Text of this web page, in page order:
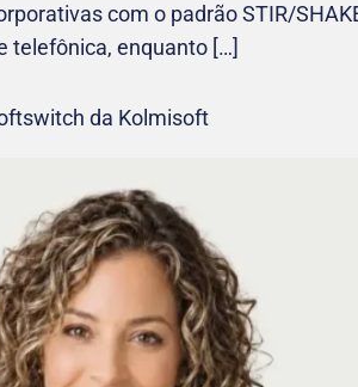
com o padrão STIR/
telefônica, enquanto […]
da Kolmisoft